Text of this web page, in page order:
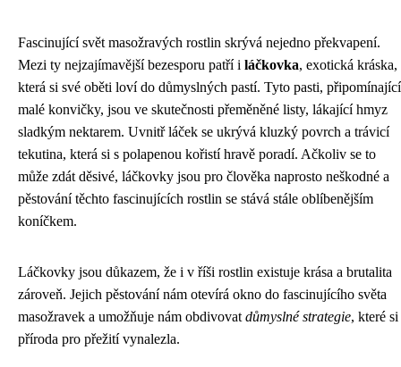
Fascinující svět masožravých rostlin skrývá nejedno překvapení.
Mezi ty nejzajímavější bezesporu patří i láčkovka, exotická kráska,
která si své oběti loví do důmyslných pastí. Tyto pasti, připomínající
malé konvičky, jsou ve skutečnosti přeměněné listy, lákající hmyz
sladkým nektarem. Uvnitř láček se ukrývá kluzký povrch a trávicí
tekutina, která si s polapenou kořistí hravě poradí. Ačkoliv se to
může zdát děsivé, láčkovky jsou pro člověka naprosto neškodné a
pěstování těchto fascinujících rostlin se stává stále oblíbenějším
koníčkem.
Láčkovky jsou důkazem, že i v říši rostlin existuje krása a brutalita
zároveň. Jejich pěstování nám otevírá okno do fascinujícího světa
masožravek a umožňuje nám obdivovat důmyslné strategie, které si
příroda pro přežití vynalezla.